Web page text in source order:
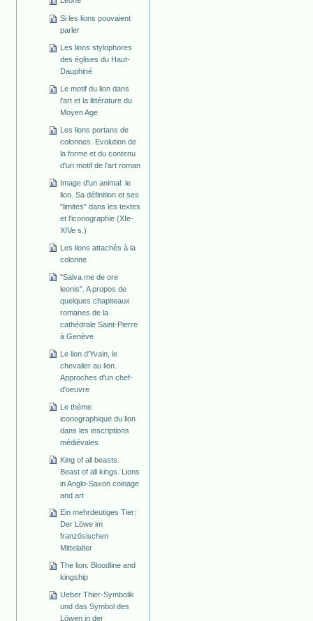
Si les lions pouvaient
parler
Les lions stylophores
des églises du Haut-
Dauphiné
Le motif du lion dans
l'art et la littérature du
Moyen Age
Les lions portans de
colonnes. Evolution de
la forme et du contenu
d'un motif de l'art roman
Image d'un animal: le
lion. Sa définition et ses
"limites" dans les textes
et l'iconographie (XIe-
XIVe s.)
Les lions attachés à la
colonne
"Salva me de ore
leonis". A propos de
quelques chapiteaux
romanes de la
cathédrale Saint-Pierre
à Genève
Le lion d'Yvain, le
chevalier au lion.
Approches d'un chef-
d'oeuvre
Le thème
iconographique du lion
dans les inscriptions
médiévales
King of all beasts.
Beast of all kings. Lions
in Anglo-Saxon coinage
and art
Ein mehrdeutiges Tier:
Der Löwe im
französischen
Mittelalter
The lion. Bloodline and
kingship
Ueber Thier-Symbolik
und das Symbol des
Löwen in der